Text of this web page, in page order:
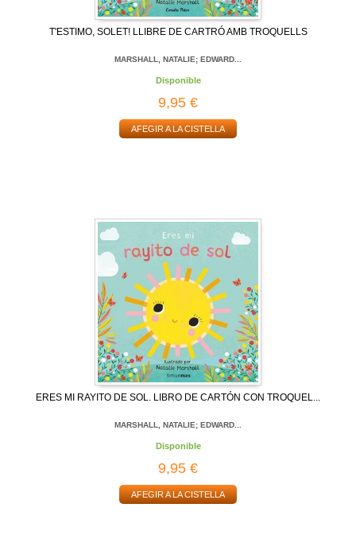
T'ESTIMO, SOLET! LLIBRE DE CARTRÓ AMB TROQUELLS
MARSHALL, NATALIE; EDWARD...
Disponible
9,95 €
AFEGIR A LA CISTELLA
ERES MI RAYITO DE SOL. LIBRO DE CARTÓN CON TROQUEL...
MARSHALL, NATALIE; EDWARD...
Disponible
9,95 €
AFEGIR A LA CISTELLA